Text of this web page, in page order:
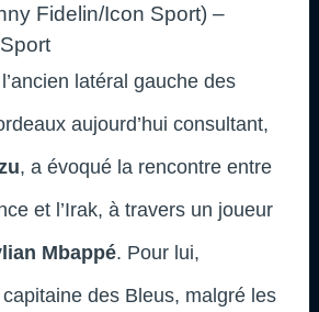
Fidelin/Icon Sport) –
latéral gauche des
aujourd’hui consultant,
, a évoqué la rencontre entre
et l’Irak, à travers un joueur
Mbappé. Pour lui,
capitaine des Bleus, malgré les